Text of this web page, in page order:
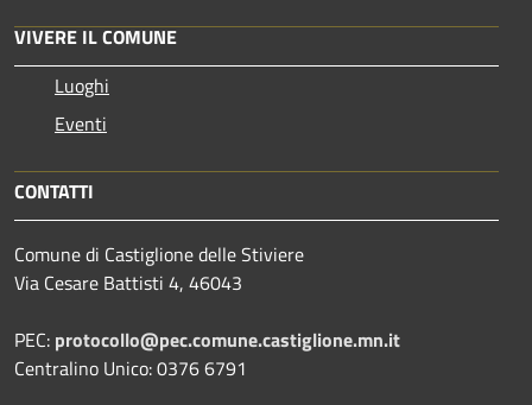
VIVERE IL COMUNE
Luoghi
Eventi
CONTATTI
Comune di Castiglione delle Stiviere
Via Cesare Battisti 4, 46043
PEC: protocollo@pec.comune.castiglione.mn.it
Centralino Unico: 0376 6791